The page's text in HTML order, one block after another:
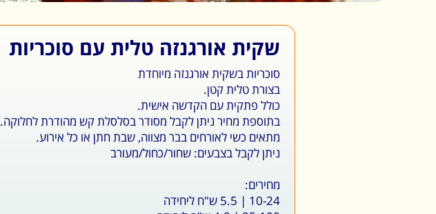
שקית אורגנזה טלית עם סוכריות
סוכריות בשקית אורגנזה מיוחדת
בצורת טלית קטן.
כולל פתקית עם הקדשה אישית.
בתוספת מחיר ניתן לקבל מסודר בסלסלת קש מהודרת לחלוקה.
מתאים כשי לאורחים בבר מצווה, שבת חתן או כל אירוע.
ניתן לקבל בצבעים: שחור/כחול/מעורב
מחירים:
10-24 | 5.5 ש"ח ליחידה